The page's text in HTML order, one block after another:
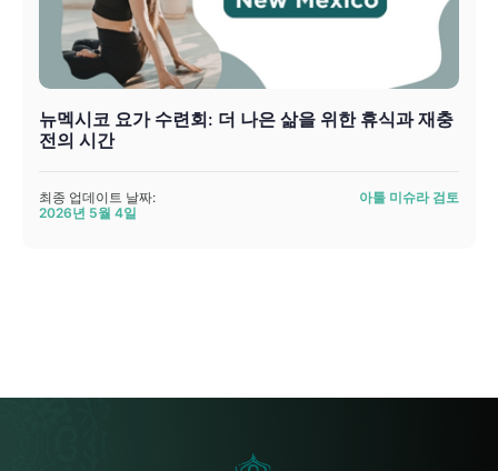
뉴멕시코 요가 수련회: 더 나은 삶을 위한 휴식과 재충
전의 시간
최종 업데이트 날짜:
2026년 5월 4일
아툴 미슈라 검토